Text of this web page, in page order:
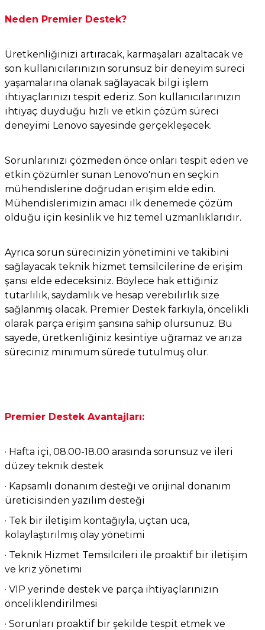
Neden Premier Destek?
Üretkenliğinizi artıracak, karmaşaları azaltacak ve
son kullanıcılarınızın sorunsuz bir deneyim süreci
yaşamalarına olanak sağlayacak bilgi işlem
ihtiyaçlarınızı tespit ederiz. Son kullanıcılarınızın
ihtiyaç duyduğu hızlı ve etkin çözüm süreci
deneyimi Lenovo sayesinde gerçekleşecek.
Sorunlarınızı çözmeden önce onları tespit eden ve
etkin çözümler sunan Lenovo'nun en seçkin
mühendislerine doğrudan erişim elde edin.
Mühendislerimizin amacı ilk denemede çözüm
olduğu için kesinlik ve hız temel uzmanlıklarıdır.
Ayrıca sorun sürecinizin yönetimini ve takibini
sağlayacak teknik hizmet temsilcilerine de erişim
şansı elde edeceksiniz. Böylece hak ettiğiniz
tutarlılık, saydamlık ve hesap verebilirlik size
sağlanmış olacak. Premier Destek farkıyla, öncelikli
olarak parça erişim şansına sahip olursunuz. Bu
sayede, üretkenliğiniz kesintiye uğramaz ve arıza
süreciniz minimum sürede tutulmuş olur.
Premier Destek Avantajları:
· Hafta içi, 08.00-18.00 arasında sorunsuz ve ileri
düzey teknik destek
· Kapsamlı donanım desteği ve orijinal donanım
üreticisinden yazılım desteği
· Tek bir iletişim kontağıyla, uçtan uca,
kolaylaştırılmış olay yönetimi
· Teknik Hizmet Temsilcileri ile proaktif bir iletişim
ve kriz yönetimi
· VIP yerinde destek ve parça ihtiyaçlarınızın
önceliklendirilmesi
· Sorunları proaktif bir şekilde tespit etmek ve